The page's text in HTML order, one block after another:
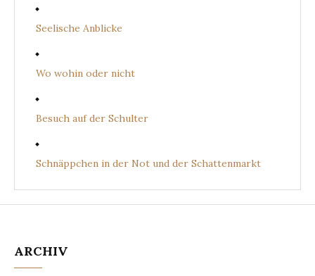
Seelische Anblicke
Wo wohin oder nicht
Besuch auf der Schulter
Schnäppchen in der Not und der Schattenmarkt
ARCHIV